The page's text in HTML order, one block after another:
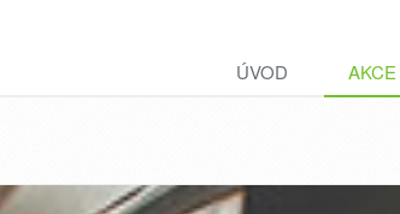
ÚVOD AKCE